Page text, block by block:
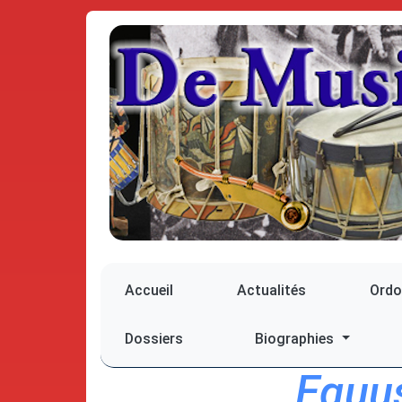
Accueil Actualités
Dossiers Biographies